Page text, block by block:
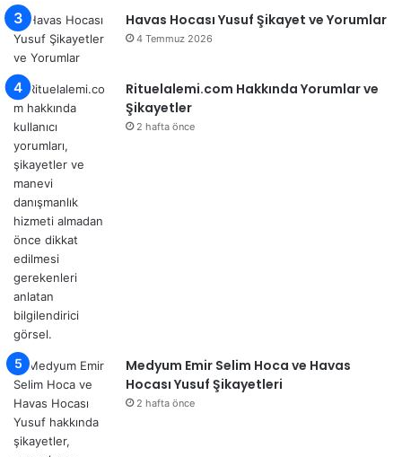
Havas Hocası Yusuf Şikayet ve Yorumlar
4 Temmuz 2026
Rituelalemi.com Hakkında Yorumlar ve
Şikayetler
2 hafta önce
Medyum Emir Selim Hoca ve Havas
Hocası Yusuf Şikayetleri
2 hafta önce